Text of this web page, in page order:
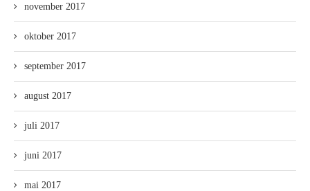
november 2017
oktober 2017
september 2017
august 2017
juli 2017
juni 2017
mai 2017